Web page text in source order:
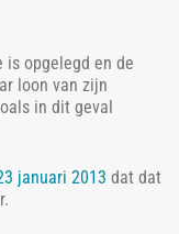
is opgelegd en de
loon van zijn
in dit geval
januari 2013 dat dat